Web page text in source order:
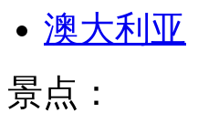
澳大利亚
景点：